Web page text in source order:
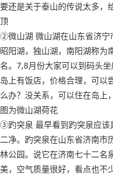
要还是关于泰山的传说太多，
顶
②微山湖 微山湖在山东省济宁
昭阳湖，独山湖，南阳湖称为
名。7,8月份大家可以到码头
岛上有饭店，价格合理，可以
么办？没关系，可以住在岛上
图为微山湖荷花
③趵突泉 最早看到趵突泉应该
二净。趵突泉在山东省济南市
林公园。说它在济南七十二名
美，空气质量很好，看点也不